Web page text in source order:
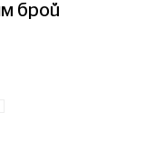
брой